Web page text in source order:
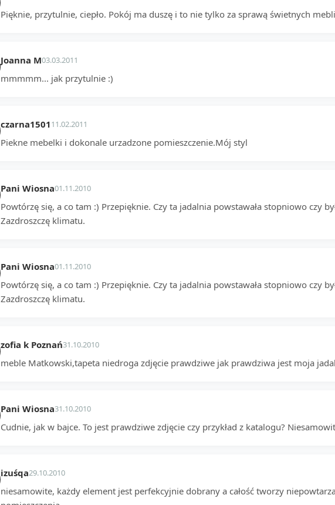
Pięknie, przytulnie, ciepło. Pokój ma duszę i to nie tylko za sprawą świetnych
Joanna M03.03.2011
mmmmm... jak przytulnie :)
czarna150111.02.2011
Piekne mebelki i dokonale urzadzone pomieszczenie.Mój styl
Pani Wiosna01.11.2010
Powtórzę się, a co tam :) Przepięknie. Czy ta jadalnia powstawała stopniowo czy
Zazdroszczę klimatu.
Pani Wiosna01.11.2010
Powtórzę się, a co tam :) Przepięknie. Czy ta jadalnia powstawała stopniowo czy
Zazdroszczę klimatu.
zofia k Poznań31.10.2010
meble Matkowski,tapeta niedroga zdjęcie prawdziwe jak prawdziwa jest moja
Pani Wiosna31.10.2010
Cudnie, jak w bajce. To jest prawdziwe zdjęcie czy przykład z katalogu?
izuśqa29.10.2010
niesamowite, każdy element jest perfekcyjnie dobrany a całość tworzy